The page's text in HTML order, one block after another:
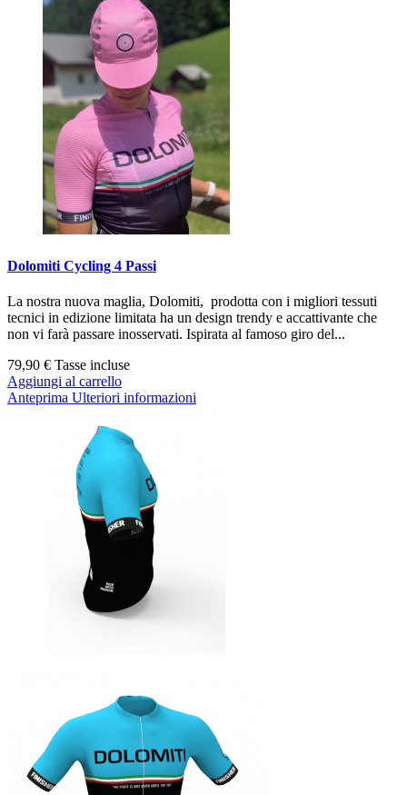
Dolomiti Cycling 4 Passi
La nostra nuova maglia, Dolomiti, prodotta con i migliori tessuti
tecnici in edizione limitata ha un design trendy e accattivante che
non vi farà passare inosservati. Ispirata al famoso giro del...
79,90 € Tasse incluse
Aggiungi al carrello
Anteprima Ulteriori informazioni